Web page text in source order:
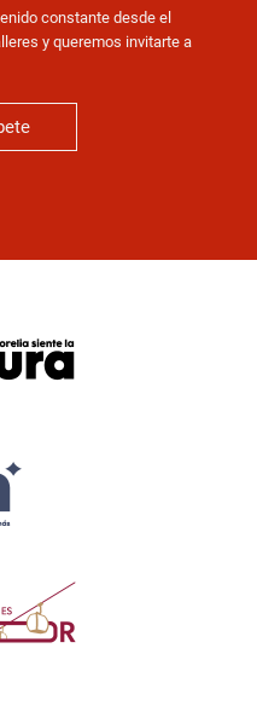
constante desde el
y queremos invitarte a